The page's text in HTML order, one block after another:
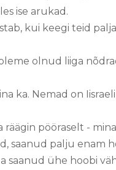
ise arukad.
kui keegi teid
olnud liiga
ka. Nemad on
pööraselt -
saanud palju enam
saanud ühe hoobi